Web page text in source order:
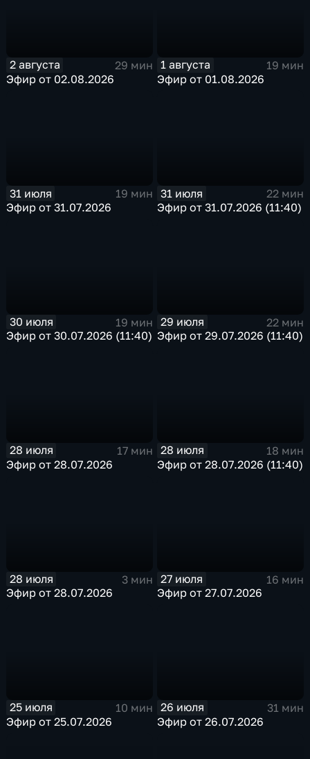
2 августа
29 мин
Эфир от 02.08.2026
1 августа
19 мин
Эфир от 01.08.2026
31 июля
19 мин
Эфир от 31.07.2026
31 июля
22 мин
Эфир от 31.07.2026 (11:40)
30 июля
19 мин
Эфир от 30.07.2026 (11:40)
29 июля
22 мин
Эфир от 29.07.2026 (11:40)
28 июля
17 мин
Эфир от 28.07.2026
28 июля
18 мин
Эфир от 28.07.2026 (11:40)
28 июля
3 мин
Эфир от 28.07.2026
27 июля
16 мин
Эфир от 27.07.2026
25 июля
10 мин
Эфир от 25.07.2026
26 июля
31 мин
Эфир от 26.07.2026